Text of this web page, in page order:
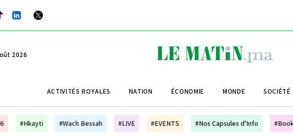
2026
ACTIVITÉS ROYALES NATION ÉCONOMIE MONDE SOCIÉTÉ
#Hkayti #Wach Bessah #LIVE #EVENTS #Nos Capsules d'Info